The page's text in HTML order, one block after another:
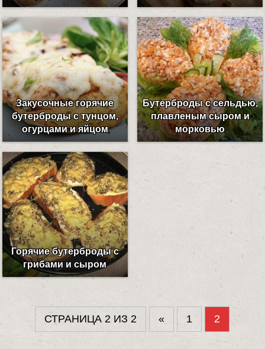
Закусочные горячие
бутерброды с тунцом,
огурцами и яйцом
Бутерброды с сельдью,
плавленым сыром и
морковью
Горячие бутерброды с
грибами и сыром
СТРАНИЦА 2 ИЗ 2 « 1 2